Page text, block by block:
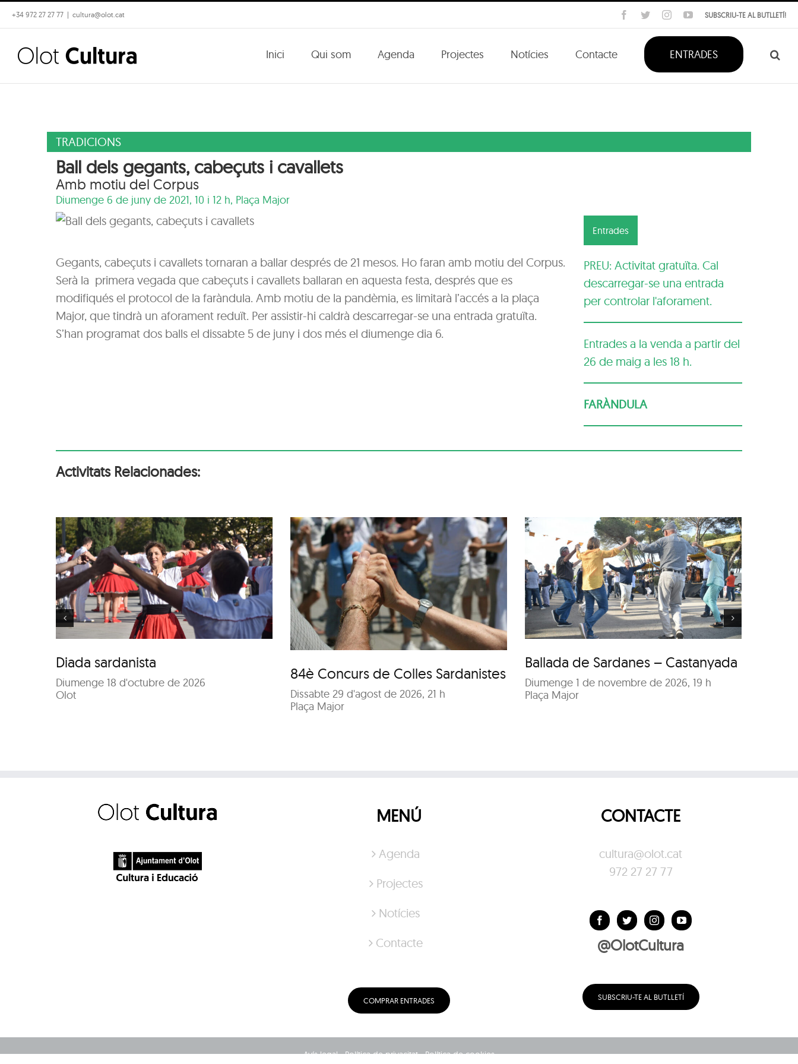
Skip
to
content
+34 972 27 27 77 | cultura@olot.cat SUBSCRIU-TE AL BUTLLETÍ!
Facebook
TwitterInstagramYouTube
Inici Qui som Agenda Projectes Notícies Contacte ENTRADES
TRADICIONS
Ball dels gegants, cabeçuts i cavallets
Amb motiu del Corpus
Diumenge 6 de juny de 2021, 10 i 12 h, Plaça Major
Gegants, cabeçuts i cavallets tornaran a ballar després de 21 mesos. Ho faran amb motiu del Corpus.
Serà la primera vegada que cabeçuts i cavallets ballaran en aquesta festa, després que es
modifiqués el protocol de la faràndula. Amb motiu de la pandèmia, es limitarà l’accés a la plaça
Major, que tindrà un aforament reduït. Per assistir-hi caldrà descarregar-se una entrada gratuïta.
S’han programat dos balls el dissabte 5 de juny i dos més el diumenge dia 6.
Entrades
PREU: Activitat gratuïta. Cal
descarregar-se una entrada
per controlar l'aforament.
Entrades a la venda a partir del
26 de maig a les 18 h.
FARÀNDULA
Activitats Relacionades:
Diada sardanista
Diumenge 18 d'octubre de 2026
Olot
84è Concurs de Colles
Sardanistes
84è Concurs de Colles Sardanistes
Dissabte 29 d'agost de 2026, 21 h
Plaça Major
Ballada de Sardanes –
Castanyada
Ballada de Sardanes – Castanyada
Diumenge 1 de novembre de 2026, 19 h
Plaça Major
Concert de Sant Esteve
MENÚ
Agenda
Projectes
Notícies
Contacte
COMPRAR ENTRADES
CONTACTE
cultura@olot.cat
972 27 27 77
@OlotCultura
SUBSCRIU-TE AL BUTLLETÍ
Avís legal Política de privacitat Política de cookies